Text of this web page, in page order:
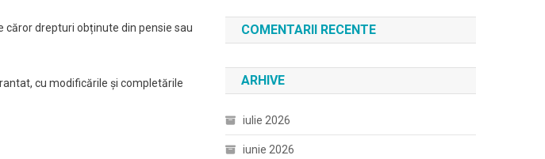
căror drepturi obținute din pensie sau
cu modificările şi completările
COMENTARII RECENTE
ARHIVE
iulie 2026
iunie 2026